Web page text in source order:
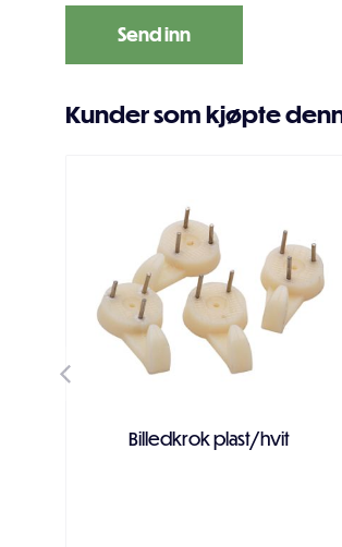
Kunder som kjøpte
Billedkrok plast/hvit